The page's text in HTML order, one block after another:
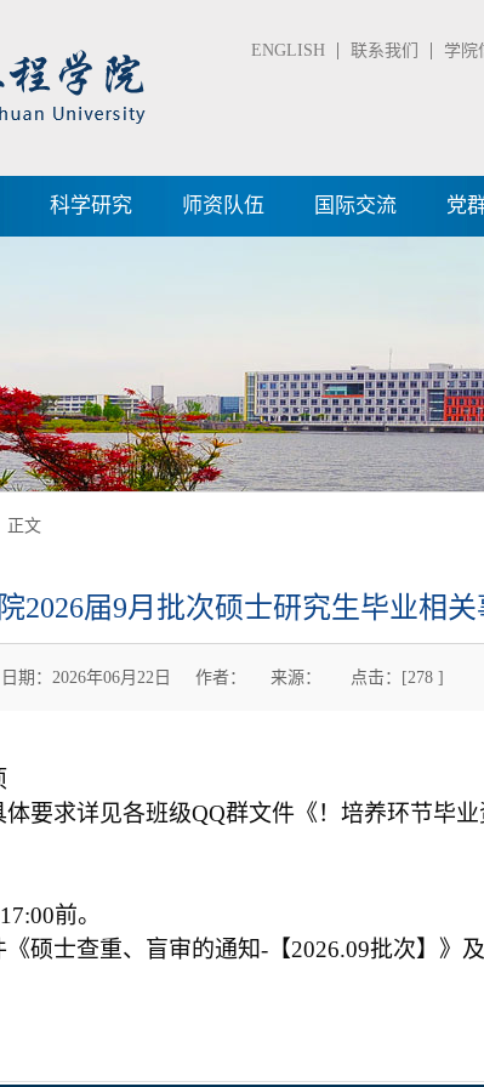
ENGLISH 联系我们 学院
科学研究 师资队伍 国际交流 党
文
2026届9月批次硕士研究生毕业相关
日期：2026年06月22日 作者： 来源： 点击：[278 ]
要求详见各班级QQ群文件《！培养环节毕
17:00前。
《硕士查重、盲审的通知- 【2026.09批次】》及